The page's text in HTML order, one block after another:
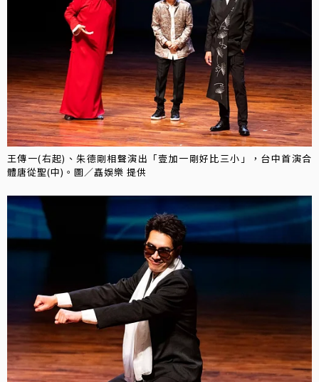
王傳一(右起)、朱德剛相聲演出「壹加一剛好比三小」，台中首演合
體唐從聖(中)。圖／嚞娛樂 提供